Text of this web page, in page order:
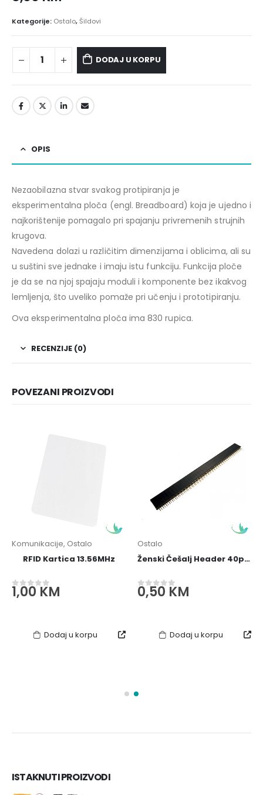
Kategorije: Ostalo,Šildovi
DODAJ U KORPU
OPIS
Nezaobilazna stvar svakog protipiranja je
eksperimentalna ploča (engl. Breadboard) koja je ujedno i
najkorištenije pomagalo pri spajanju privremenih strujnih
krugova.
Navedena dolazi u različitim dimenzijama i oblicima, ali su
u suštini sve jednake i imaju istu funkciju. Funkcija ploče
je da se na njoj spajaju moduli i komponente bez ikakvog
lemljenja, što uveliko pomaže pri učenju i prototipiranju.
Ova eksperimentalna ploča ima 830 rupica.
RECENZIJE (0)
POVEZANI PROIZVODI
Komunikacije, Ostalo
RFID Kartica 13.56MHz
out of 5
1,00 KM
Dodaj u korpu
Ostalo
Ženski Češalj Header 40pin 2.54mm
0out of 5
0,50 KM
Dodaj u korpu
ISTAKNUTI PROIZVODI